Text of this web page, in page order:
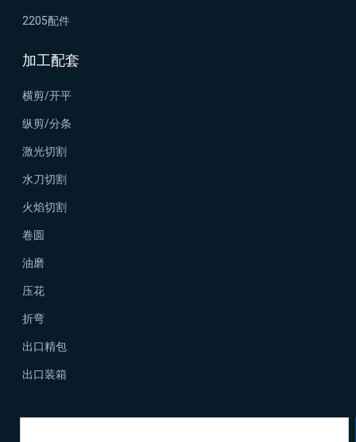
2205配件
加工配套
横剪/开平
纵剪/分条
激光切割
水刀切割
火焰切割
卷圆
油磨
压花
折弯
出口精包
出口装箱